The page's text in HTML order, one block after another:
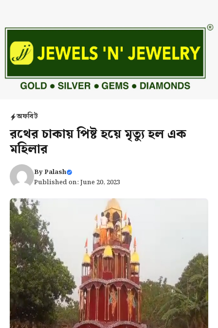
অফবিট
রথের চাকায় পিষ্ট হয়ে মৃত্যু হল এক
মহিলার
ByPalash
Published on: June 20, 2023